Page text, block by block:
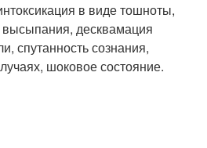
в виде тошноты,
десквамация
спутанность сознания,
шоковое состояние.